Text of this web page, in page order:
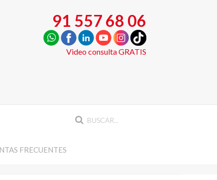
91 557 68 06
Video consulta GRATIS
FRECUENTES